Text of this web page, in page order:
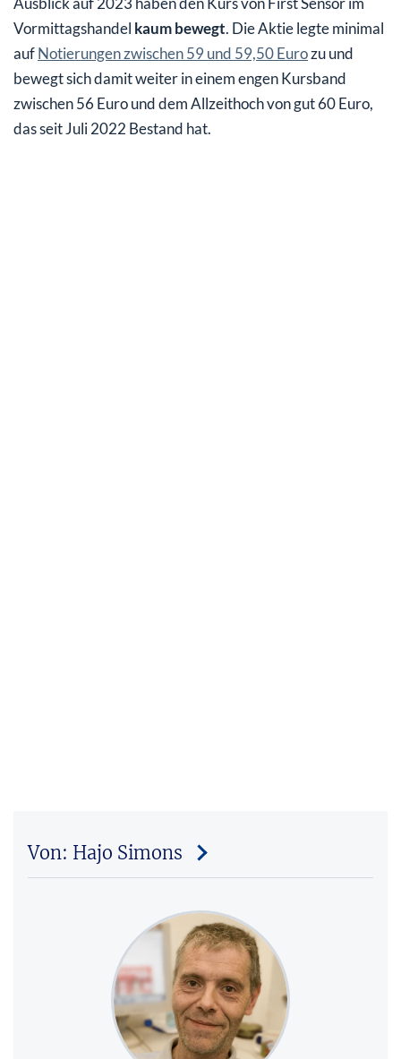
Vormittagshandel kaum bewegt. Die Aktie legte minimal
aufNotierungen zwischen 59 und 59,50 Eurozu und
bewegt sich damit weiter in einem engen Kursband
zwischen 56 Euro und dem Allzeithoch von gut 60 Euro,
das seit Juli 2022 Bestand hat.
Von: Hajo Simons